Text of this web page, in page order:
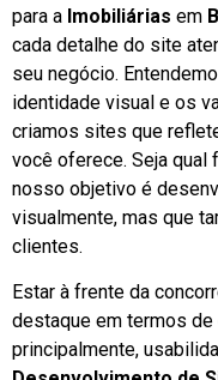
para a Imobiliárias em
cada detalhe do site
seu negócio.
identidade visual e os
criamos sites que
você oferece. Seja qual
nosso objetivo é
visualmente, mas que
clientes.
Estar à frente da
destaque em termos
principalmente,